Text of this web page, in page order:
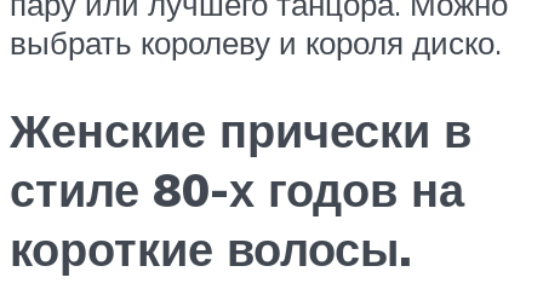
выбрать королеву и короля диско.
Женские прически в
стиле 80-х годов на
короткие волосы.